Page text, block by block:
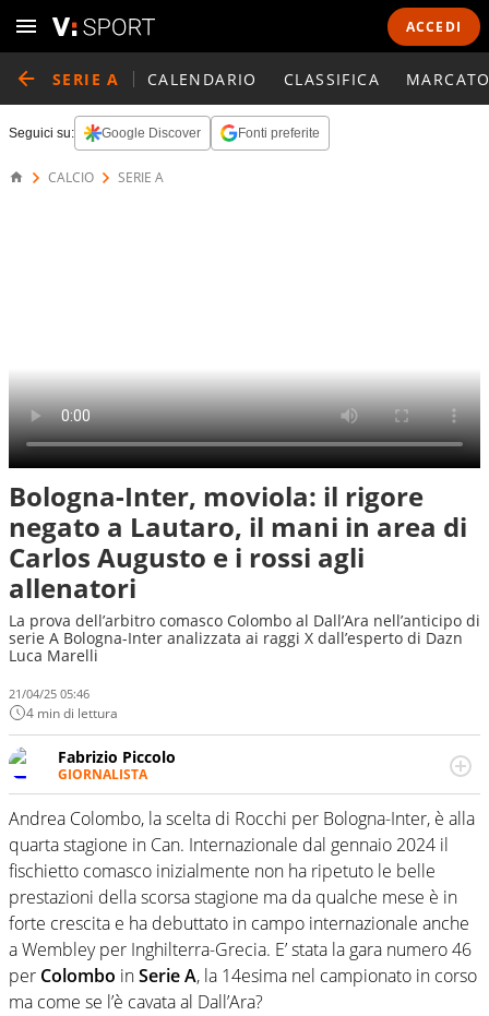
ACCEDI
SERIE A CALENDARIO CLASSIFICA
Seguici su: Google Discover Fonti preferite
CALCIO SERIE A
Bologna-Inter, moviola: il rigore
negato a Lautaro, il mani in area di
Carlos Augusto e i rossi agli
allenatori
La prova dell’arbitro comasco Colombo al Dall’Ara nell’anticipo di
serie A Bologna-Inter analizzata ai raggi X dall’esperto di Dazn
Luca Marelli
21/04/25 05:46
4 min di lettura
Fabrizio Piccolo
GIORNALISTA
Nella sua carriera ha seguito numerose manifestazioni
sportive e collaborato con agenzie e testate. Esperienza,
competenza, conoscenza e memoria storica. Si occupa
prevalentemente di calcio
Andrea Colombo, la scelta di Rocchi per Bologna-Inter, è alla
quarta stagione in Can. Internazionale dal gennaio 2024 il
fischietto comasco inizialmente non ha ripetuto le belle
prestazioni della scorsa stagione ma da qualche mese è in
forte crescita e ha debuttato in campo internazionale anche
a Wembley per Inghilterra-Grecia. E’ stata la gara numero 46
per Colombo inSerie A, la 14esima nel campionato in corso
ma come se l’è cavata al Dall’Ara?